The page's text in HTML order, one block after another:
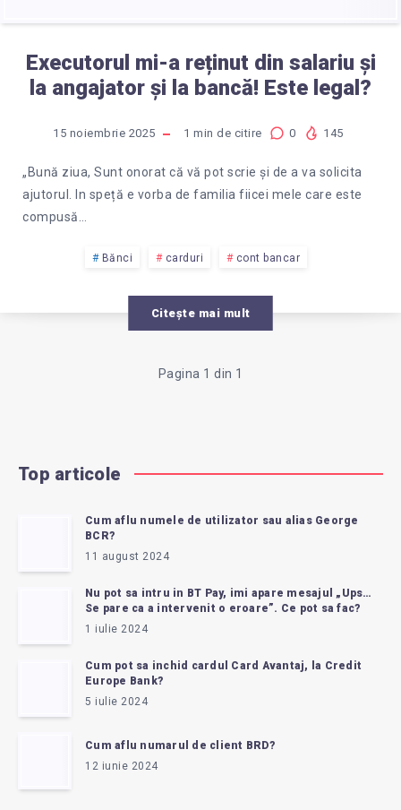
Executorul mi-a reținut din salariu și
la angajator și la bancă! Este legal?
15 noiembrie 2025 1 min de citire 0 145
„Bună ziua, Sunt onorat că vă pot scrie și de a va solicita
ajutorul. In speță e vorba de familia fiicei mele care este
compusă…
Bănci carduri cont bancar
Citește mai mult
Pagina 1 din 1
Top articole
Cum aflu numele de utilizator sau alias George
BCR?
11 august 2024
Nu pot sa intru in BT Pay, imi apare mesajul „Ups…
Se pare ca a intervenit o eroare”. Ce pot sa fac?
1 iulie 2024
Cum pot sa inchid cardul Card Avantaj, la Credit
Europe Bank?
5 iulie 2024
Cum aflu numarul de client BRD?
12 iunie 2024